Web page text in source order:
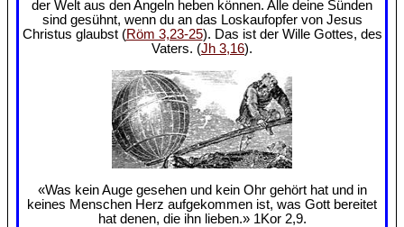
der Welt aus den Angeln heben können. Alle deine Sünden
sind gesühnt, wenn du an das Loskaufopfer von Jesus
Christus glaubst (Röm 3,23-25). Das ist der Wille Gottes, des
Vaters. (Jh 3,16).
«Was kein Auge gesehen und kein Ohr gehört hat und in
keines Menschen Herz aufgekommen ist, was Gott bereitet
hat denen, die ihn lieben.» 1Kor 2,9.